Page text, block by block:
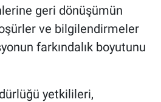
geri dönüşümün
ve bilgilendirmeler
farkındalık boyutunu
yetkilileri,